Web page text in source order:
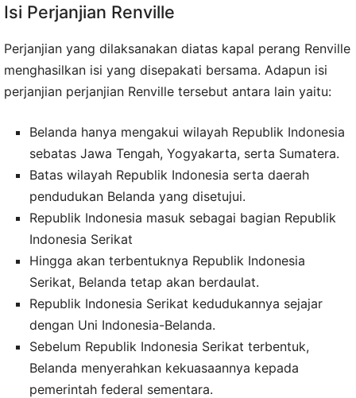
Isi Perjanjian Renville
Perjanjian yang dilaksanakan diatas kapal perang Renville
menghasilkan isi yang disepakati bersama. Adapun isi
perjanjian perjanjian Renville tersebut antara lain yaitu:
Belanda hanya mengakui wilayah Republik Indonesia
sebatas Jawa Tengah, Yogyakarta, serta Sumatera.
Batas wilayah Republik Indonesia serta daerah
pendudukan Belanda yang disetujui.
Republik Indonesia masuk sebagai bagian Republik
Indonesia Serikat
Hingga akan terbentuknya Republik Indonesia
Serikat, Belanda tetap akan berdaulat.
Republik Indonesia Serikat kedudukannya sejajar
dengan Uni Indonesia-Belanda.
Sebelum Republik Indonesia Serikat terbentuk,
Belanda menyerahkan kekuasaannya kepada
pemerintah federal sementara.